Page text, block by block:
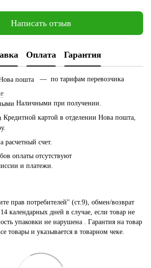
Написать отзыв
Оплата Гарантия
— по тарифам перевозчика
Наличными при получении.
Кредитной картой в отделении Нова пошта,
расчетный счет.
оплаты отсутствуют
и платежи.
прав потребителей" (ст.9), обмен/возврат
календарных дней в случае, если товар не
упаковки не нарушена . Гарантия на товар
товары и указывается в товарном чеке.